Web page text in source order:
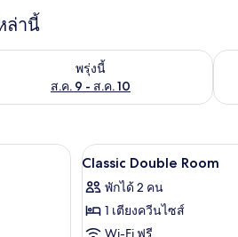
ล่านี้
. 9
พรุ่งนี้
ส.ค. 9 - ส.ค. 10
อบจำนวนห้องพักว่างในพรุ่งนี้ ส.ค. 9 -
ตร
ยม, ผ้านวมขนเป็ด, มินิบาร์, ตู้นิรภัยในห้องพัก
เปิด
ภาพถ่าย
ทั้งหมด
ของ
4
Classic Double Room
พักได้ 2 คน
1 เตียงควีนไซส์
Wi-Fi ฟรี